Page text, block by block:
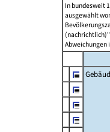
In bundesweit
ausgewählt
Abweichungen